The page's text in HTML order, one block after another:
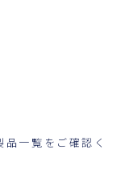
一覧をご確認く